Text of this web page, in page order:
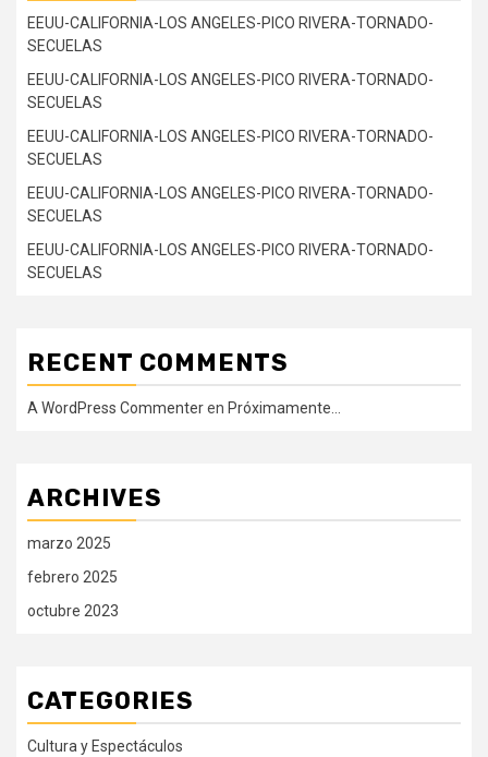
EEUU-CALIFORNIA-LOS ANGELES-PICO RIVERA-TORNADO-
SECUELAS
EEUU-CALIFORNIA-LOS ANGELES-PICO RIVERA-TORNADO-
SECUELAS
EEUU-CALIFORNIA-LOS ANGELES-PICO RIVERA-TORNADO-
SECUELAS
EEUU-CALIFORNIA-LOS ANGELES-PICO RIVERA-TORNADO-
SECUELAS
EEUU-CALIFORNIA-LOS ANGELES-PICO RIVERA-TORNADO-
SECUELAS
RECENT COMMENTS
A WordPress Commenteren Próximamente…
ARCHIVES
marzo 2025
febrero 2025
octubre 2023
CATEGORIES
Cultura y Espectáculos